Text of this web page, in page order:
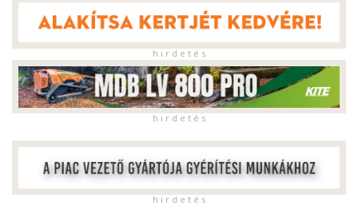
h i r d e t é s
h i r d e t é s
h i r d e t é s